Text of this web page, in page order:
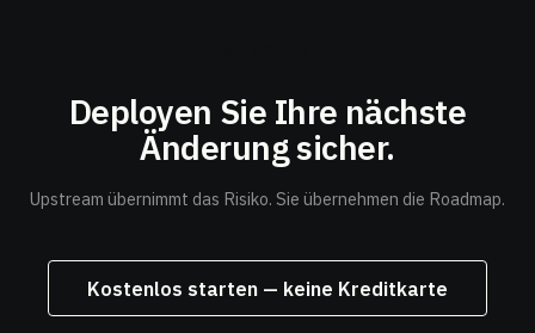
Deployen Sie Ihre nächste
Änderungsicher.
Upstream übernimmt das Risiko. Sie übernehmen die Roadmap.
Kostenlos starten — keine Kreditkarte